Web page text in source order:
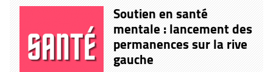
Soutien en santé
mentale : lancement des
permanences sur la rive
gauche